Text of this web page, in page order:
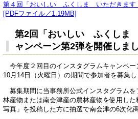
第４回「おいしい ふくしま いただきます
[PDFファイル／1.19MB]
第2回「おいしい ふくしま
ャンペーン第2弾を開催しま
今年度２回目のインスタグラムキャンペー
10月14日（火曜日）の期間で参加者を募集し
募集期間に当事務所公式インスタグラムを
林産物または南会津産の農林産物を使用し
写真」を投稿した方に抽選で南会津の6次化